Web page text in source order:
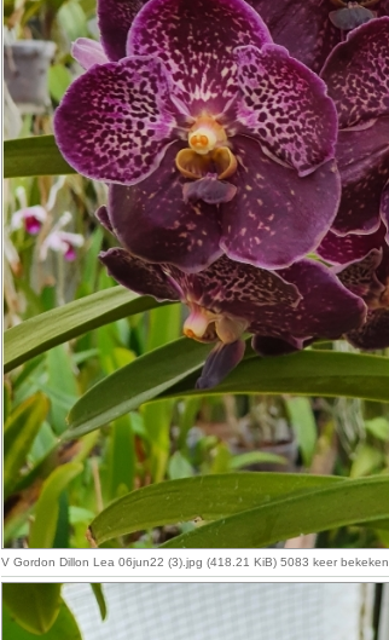
V Gordon Dillon Lea 06jun22 (3).jpg (418.21 KiB) 5083 keer bekeken